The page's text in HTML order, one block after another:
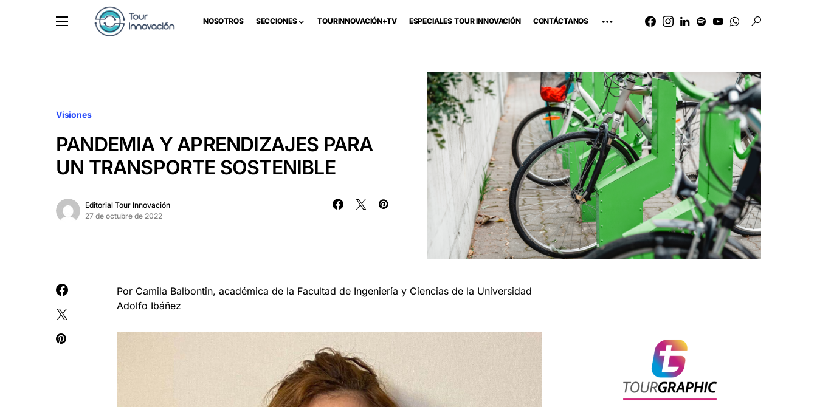
NOSOTROS SECCIONES TOURINNOVACIÓN+TV ESPECIALES TOUR INNOVACIÓN CONTÁCTANOS
Visiones
PANDEMIA Y APRENDIZAJES PARA
UN TRANSPORTE SOSTENIBLE
Editorial Tour Innovación
27 de octubre de 2022
Por Camila Balbontin, académica de la Facultad de Ingeniería y Ciencias de la Universidad
Adolfo Ibáñez